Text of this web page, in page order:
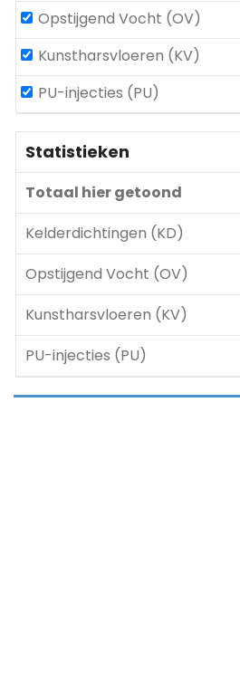
Opstijgend Vocht (OV)
Kunstharsvloeren (KV)
PU-injecties (PU)
Statistieken
Totaal hier getoond
Kelderdichtingen (KD)
Opstijgend Vocht (OV)
Kunstharsvloeren (KV)
PU-injecties (PU)